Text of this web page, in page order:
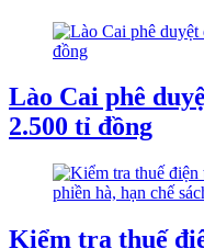
Lào Cai phê
2.500 tỉ đồng
Kiểm tra thuế